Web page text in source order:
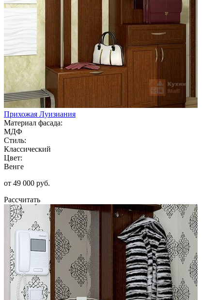
Прихожая Луизиания
Материал фасада:
МДФ
Стиль:
Классический
Цвет:
Венге
от 49 000 руб.
Рассчитать